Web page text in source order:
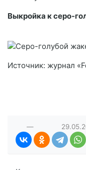
Выкройка к серо-
Источник: журнал
—